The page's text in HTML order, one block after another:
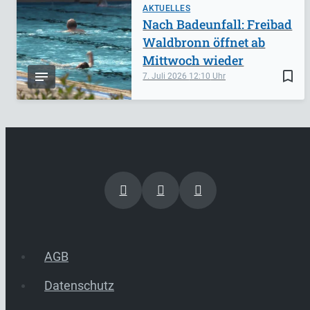
AKTUELLES
bookmark_border
7. Juli 2026 12:10
Nach Badeunfall: Freibad
Waldbronn öffnet ab
Mittwoch wieder
AGB
Datenschutz